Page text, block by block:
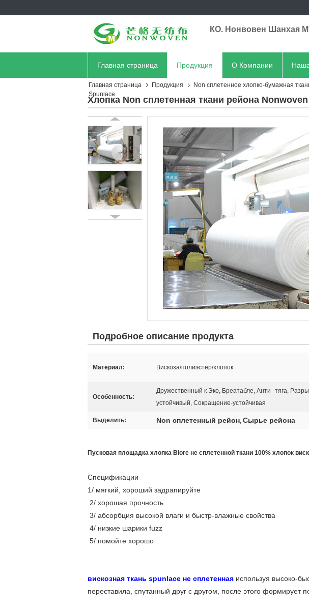
КО. Нонвовен Шанхая
Главная страница Продукция О Компании
Главная страница Продукция Non сплетенное хлопко-бумажная
Spunlace
Хлопка Non сплетенная ткани рейона
Подробное описание продукта
Материал: Вискоза/полиэстер/хлопок
Особенность:
Дружественный к Эко, Бреатабле, Анти--тяга,
устойчивый, Сокращение-устойчивая
Выделить: Non сплетенный рейон, Сырье рейона
Пусковая площадка хлопка Biore не сплетенной ткани 100% хлопок
Спецификации
1/ мягкий, хороший задрапируйте
2/ хорошая прочность
3/ абсорбция высокой влаги и быстр-влажные свойства
4/ низкие шарики fuzz
5/ помойте хорошо
вискозная ткань spunlace не сплетенная используя высоко-
переставила, спутанный друг с другом, после этого формирует